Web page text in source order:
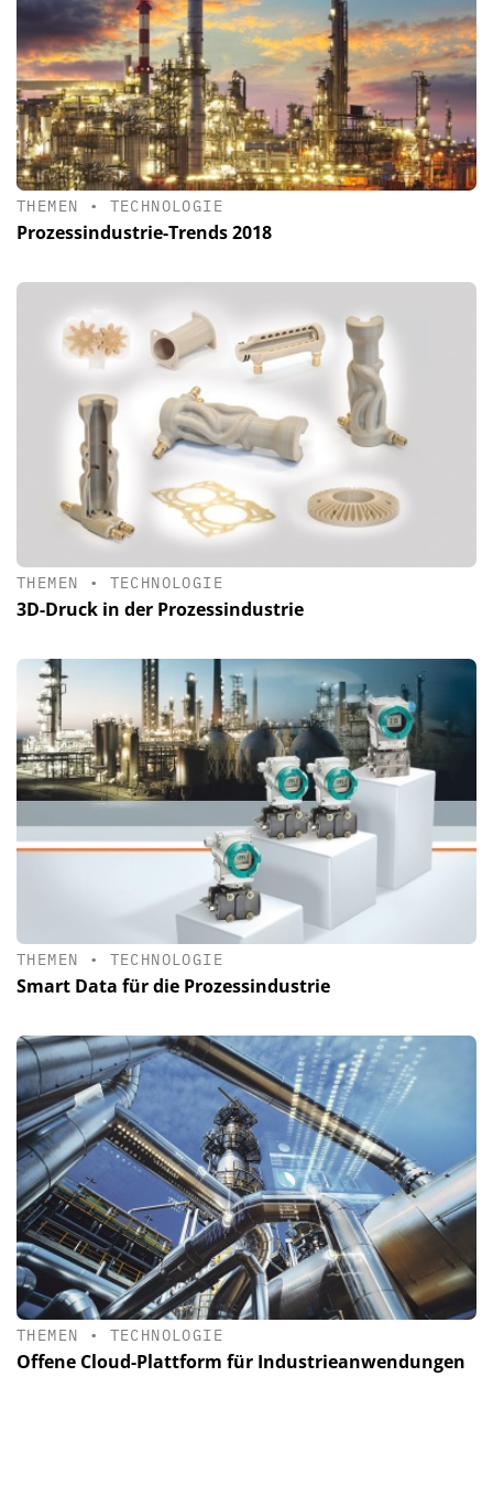
THEMEN • TECHNOLOGIE
Prozessindustrie-Trends 2018
THEMEN • TECHNOLOGIE
3D-Druck in der Prozessindustrie
THEMEN • TECHNOLOGIE
Smart Data für die Prozessindustrie
THEMEN • TECHNOLOGIE
Offene Cloud-Plattform für Industrieanwendungen